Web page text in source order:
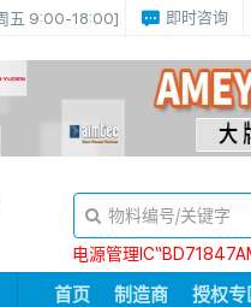
五 9:00-18:00] 即时咨询
电源管理
首页 制造商 授权专